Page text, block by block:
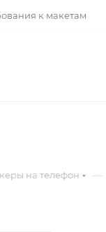
к макетам
на телефон —